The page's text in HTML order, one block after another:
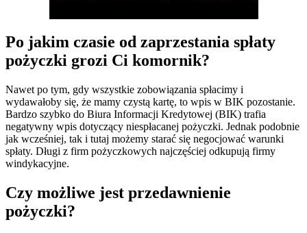
Po jakim czasie od zaprzestania spłaty
pożyczki grozi Ci komornik?
Nawet po tym, gdy wszystkie zobowiązania spłacimy i
wydawałoby się, że mamy czystą kartę, to wpis w BIK pozostanie.
Bardzo szybko do Biura Informacji Kredytowej (BIK) trafia
negatywny wpis dotyczący niespłacanej pożyczki. Jednak podobnie
jak wcześniej, tak i tutaj możemy starać się negocjować warunki
spłaty. Długi z firm pożyczkowych najczęściej odkupują firmy
windykacyjne.
Czy możliwe jest przedawnienie
pożyczki?